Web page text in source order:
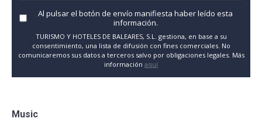
Al pulsar el botón de envío manifiesta haber leído esta
información.
TURISMO Y HOTELES DE BALEARES, S.L. gestiona, en base a su
consentimiento, una lista de difusión con fines comerciales. No
comunicaremos sus datos a terceros salvo por obligaciones legales. Más
información aquí
Music